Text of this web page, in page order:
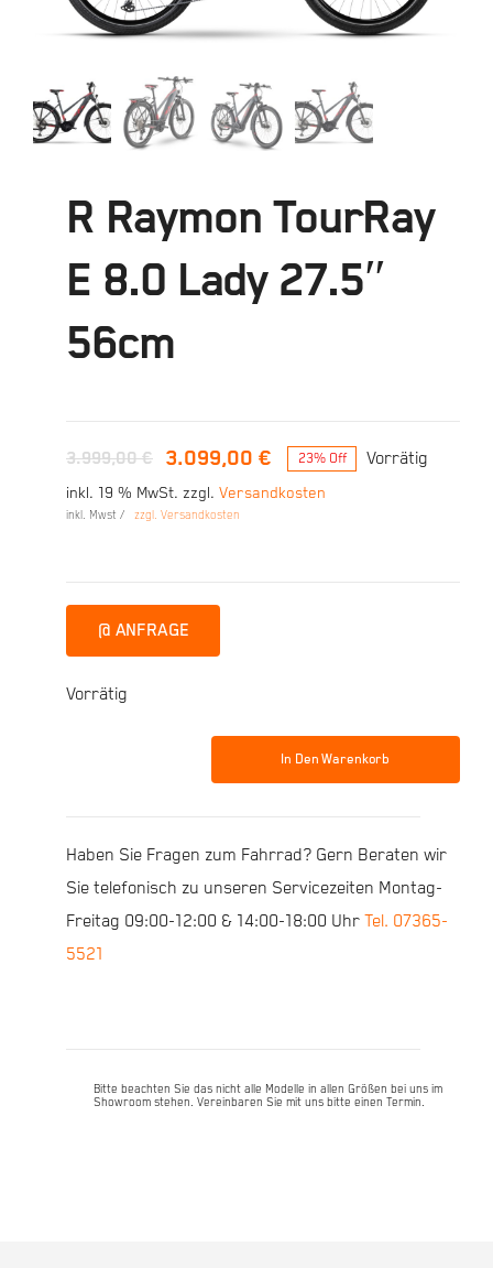
R Raymon TourRay
E 8.0 Lady 27.5″
56cm
3.999,00€
Ursprünglicher
Preis
3.099,00€
Aktueller
Preis
23% Off Vorrätig
inkl. 19 % MwSt. zzgl. Versandkosten
inkl. Mwst / zzgl. Versandkosten
@ ANFRAGE
Vorrätig
In Den Warenkorb
Haben Sie Fragen zum Fahrrad? Gern Beraten wir
Sie telefonisch zu unseren Servicezeiten Montag-
Freitag 09:00-12:00 & 14:00-18:00 Uhr Tel. 07365-
5521
Bitte beachten Sie das nicht alle Modelle in allen Größen bei uns im
Showroom stehen. Vereinbaren Sie mit uns bitte einen Termin.